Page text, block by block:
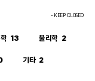
- KEEP CLOSED
13 물리학 2
기타 2